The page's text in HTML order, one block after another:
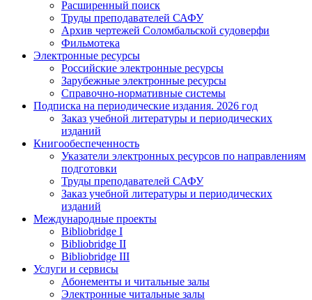
Расширенный поиск
Труды преподавателей САФУ
Архив чертежей Соломбальской судоверфи
Фильмотека
Электронные ресурсы
Российские электронные ресурсы
Зарубежные электронные ресурсы
Справочно-нормативные системы
Подписка на периодические издания. 2026 год
Заказ учебной литературы и периодических
изданий
Книгообеспеченность
Указатели электронных ресурсов по направлениям
подготовки
Труды преподавателей САФУ
Заказ учебной литературы и периодических
изданий
Международные проекты
Bibliobridge I
Bibliobridge II
Bibliobridge III
Услуги и сервисы
Абонементы и читальные залы
Электронные читальные залы